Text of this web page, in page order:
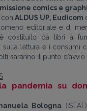
comics e
ALDUS UP, Eudicom
editoriale e di
è costituito da libri a
sulla lettura e i
saranno il punto
pandemia su
Bologna (ISTAT),